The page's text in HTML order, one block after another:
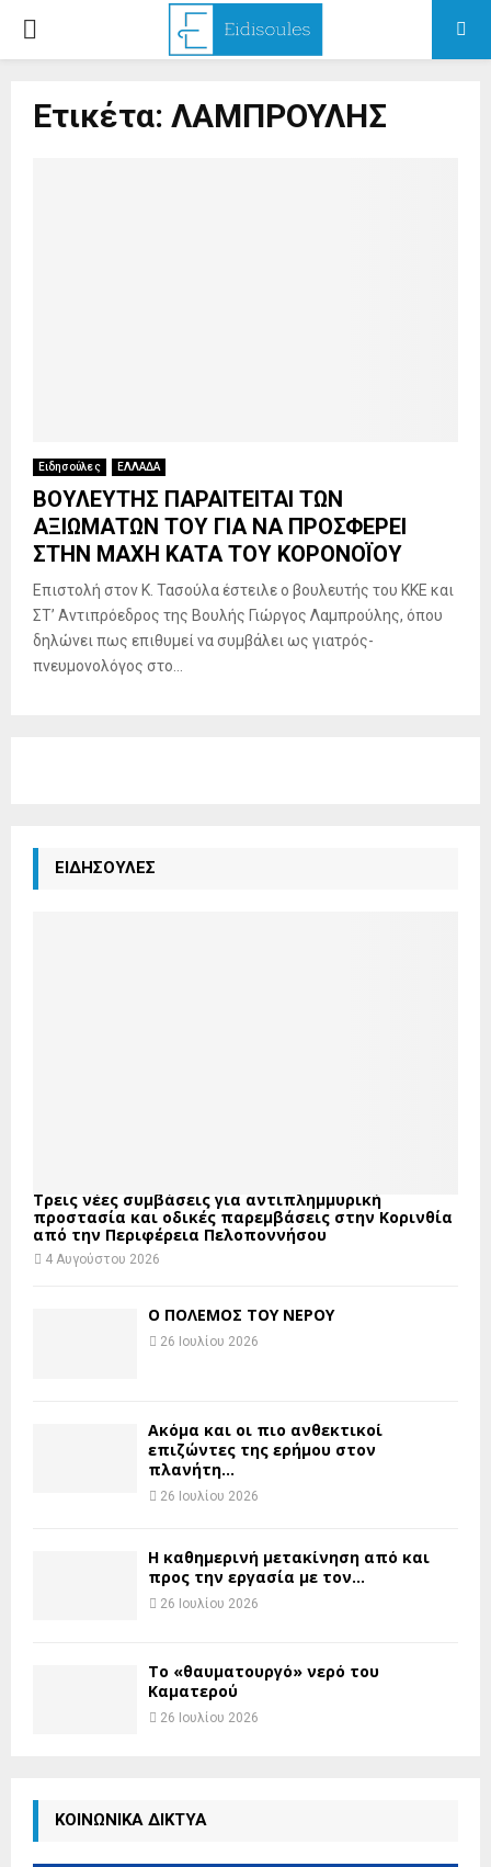
PRIMARY
Ετικέτα: ΛΑΜΠΡΟΥΛΗΣ
Ειδησούλες ΕΛΛΑΔΑ
ΒΟΥΛΕΥΤΗΣ ΠΑΡΑΙΤΕΙΤΑΙ ΤΩΝ
ΑΞΙΩΜΑΤΩΝ ΤΟΥ ΓΙΑ ΝΑ ΠΡΟΣΦΕΡΕΙ
ΣΤΗΝ ΜΑΧΗ ΚΑΤΑ ΤΟΥ ΚΟΡΟΝΟΪΟΥ
Επιστολή στον Κ. Τασούλα έστειλε ο βουλευτής του ΚΚΕ και
ΣΤ’ Αντιπρόεδρος της Βουλής Γιώργος Λαμπρούλης, όπου
δηλώνει πως επιθυμεί να συμβάλει ως γιατρός-
πνευμονολόγος στο...
ΕΙΔΗΣΟΥΛΕΣ
Τρεις νέες συμβάσεις για αντιπλημμυρική
προστασία και οδικές παρεμβάσεις στην Κορινθία
από την Περιφέρεια Πελοποννήσου
4 Αυγούστου 2026
Ο ΠΟΛΕΜΟΣ ΤΟΥ ΝΕΡΟΥ
26 Ιουλίου 2026
Ακόμα και οι πιο ανθεκτικοί
επιζώντες της ερήμου στον
πλανήτη...
26 Ιουλίου 2026
H καθημερινή μετακίνηση από και
προς την εργασία με τον...
26 Ιουλίου 2026
Το «θαυματουργό» νερό του
Καματερού
26 Ιουλίου 2026
ΚΟΙΝΩΝΙΚΑ ΔΙΚΤΥΑ